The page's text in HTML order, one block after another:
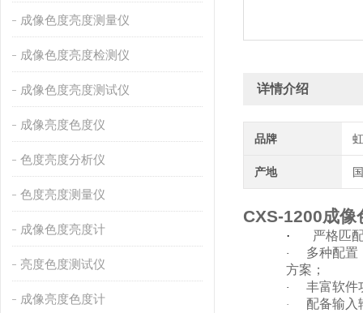
成像色度亮度测量仪
成像色度亮度检测仪
成像色度亮度测试仪
成像亮度色度仪
色度亮度分析仪
色度亮度测量仪
成像色度亮度计
亮度色度测试仪
成像亮度色度计
详情介绍
品牌
产地
CXS-1200成像
· 严格匹
·
多种配置
方案；
· 丰富软件
·
配备输入